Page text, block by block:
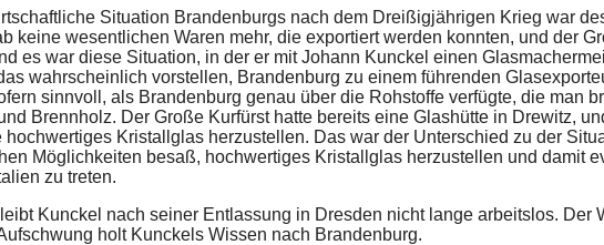
Situation Brandenburgs nach dem Dreißigjährigen Krieg war
keine wesentlichen Waren mehr, die exportiert werden konnten, und der
es war diese Situation, in der er mit Johann Kunckel einen
wahrscheinlich vorstellen, Brandenburg zu einem führenden
sinnvoll, als Brandenburg genau über die Rohstoffe verfügte, die man
Brennholz. Der Große Kurfürst hatte bereits eine Glashütte in Drewitz,
hochwertiges Kristallglas herzustellen. Das war der Unterschied zu der
Möglichkeiten besaß, hochwertiges Kristallglas herzustellen und damit
zu treten.
Kunckel nach seiner Entlassung in Dresden nicht lange arbeitslos. Der
holt Kunckels Wissen nach Brandenburg.